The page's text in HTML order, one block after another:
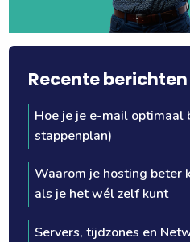
Recente berichten
Hoe je je e-mail optimaal
stappenplan)
Waarom je hosting beter
als je het wél zelf kunt
Servers, tijdzones en